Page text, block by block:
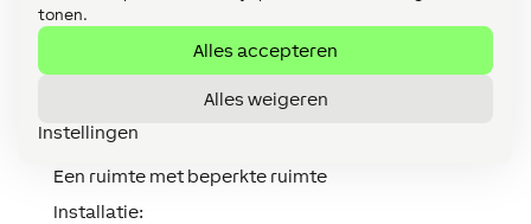
tonen.
Alles accepteren
Alles weigeren
Instellingen
Een Master- en Client Speaker lijn op dezelfde
Audio Player-functiebouwsteen
Een ruimte met beperkte ruimte
Installatie: